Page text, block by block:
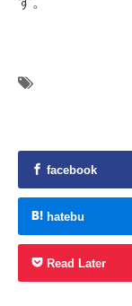
facebook
hatebu
Read Later